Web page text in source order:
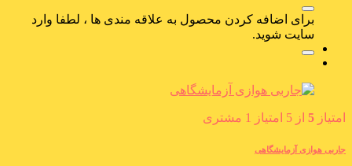
برای اضافه کردن محصول به علاقه مندی ها ، لطفا وارد
سایت شوید.
امتیاز 5 از 5 امتیاز 1 مشتری
جاربی هوازی آزمایشگاهی